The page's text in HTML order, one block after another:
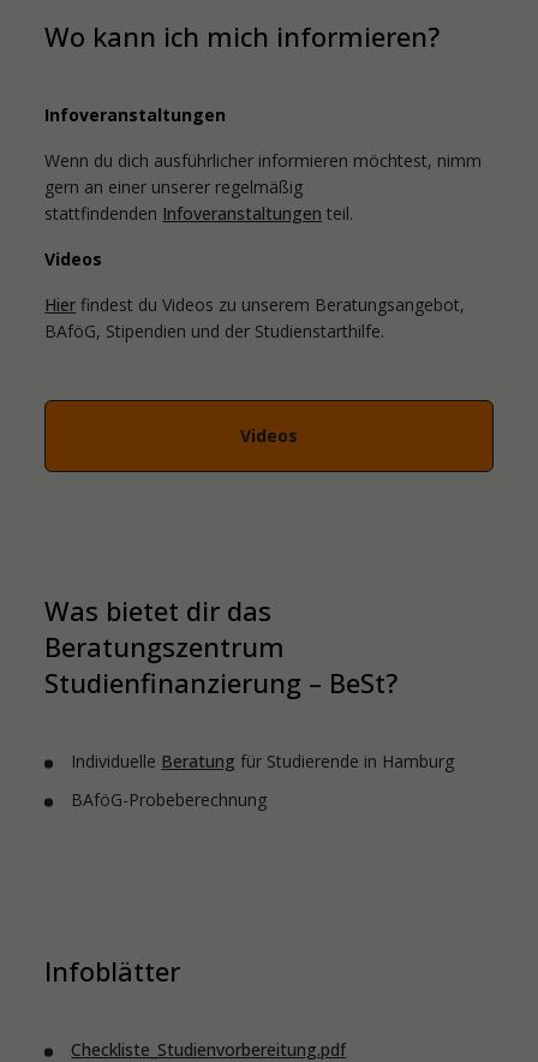
Wo kann ich mich informieren?
Infoveranstaltungen
Wenn du dich ausführlicher informieren möchtest, nimm
gern an einer unserer regelmäßig
stattfindenden Infoveranstaltungen teil.
Videos
Hier findest du Videos zu unserem Beratungsangebot,
BAföG, Stipendien und der Studienstarthilfe.
Videos
Was bietet dir das
Beratungszentrum
Studienfinanzierung – BeSt?
Individuelle Beratung für Studierende in Hamburg
BAföG-Probeberechnung
Infoblätter
Checkliste_Studienvorbereitung.pdf